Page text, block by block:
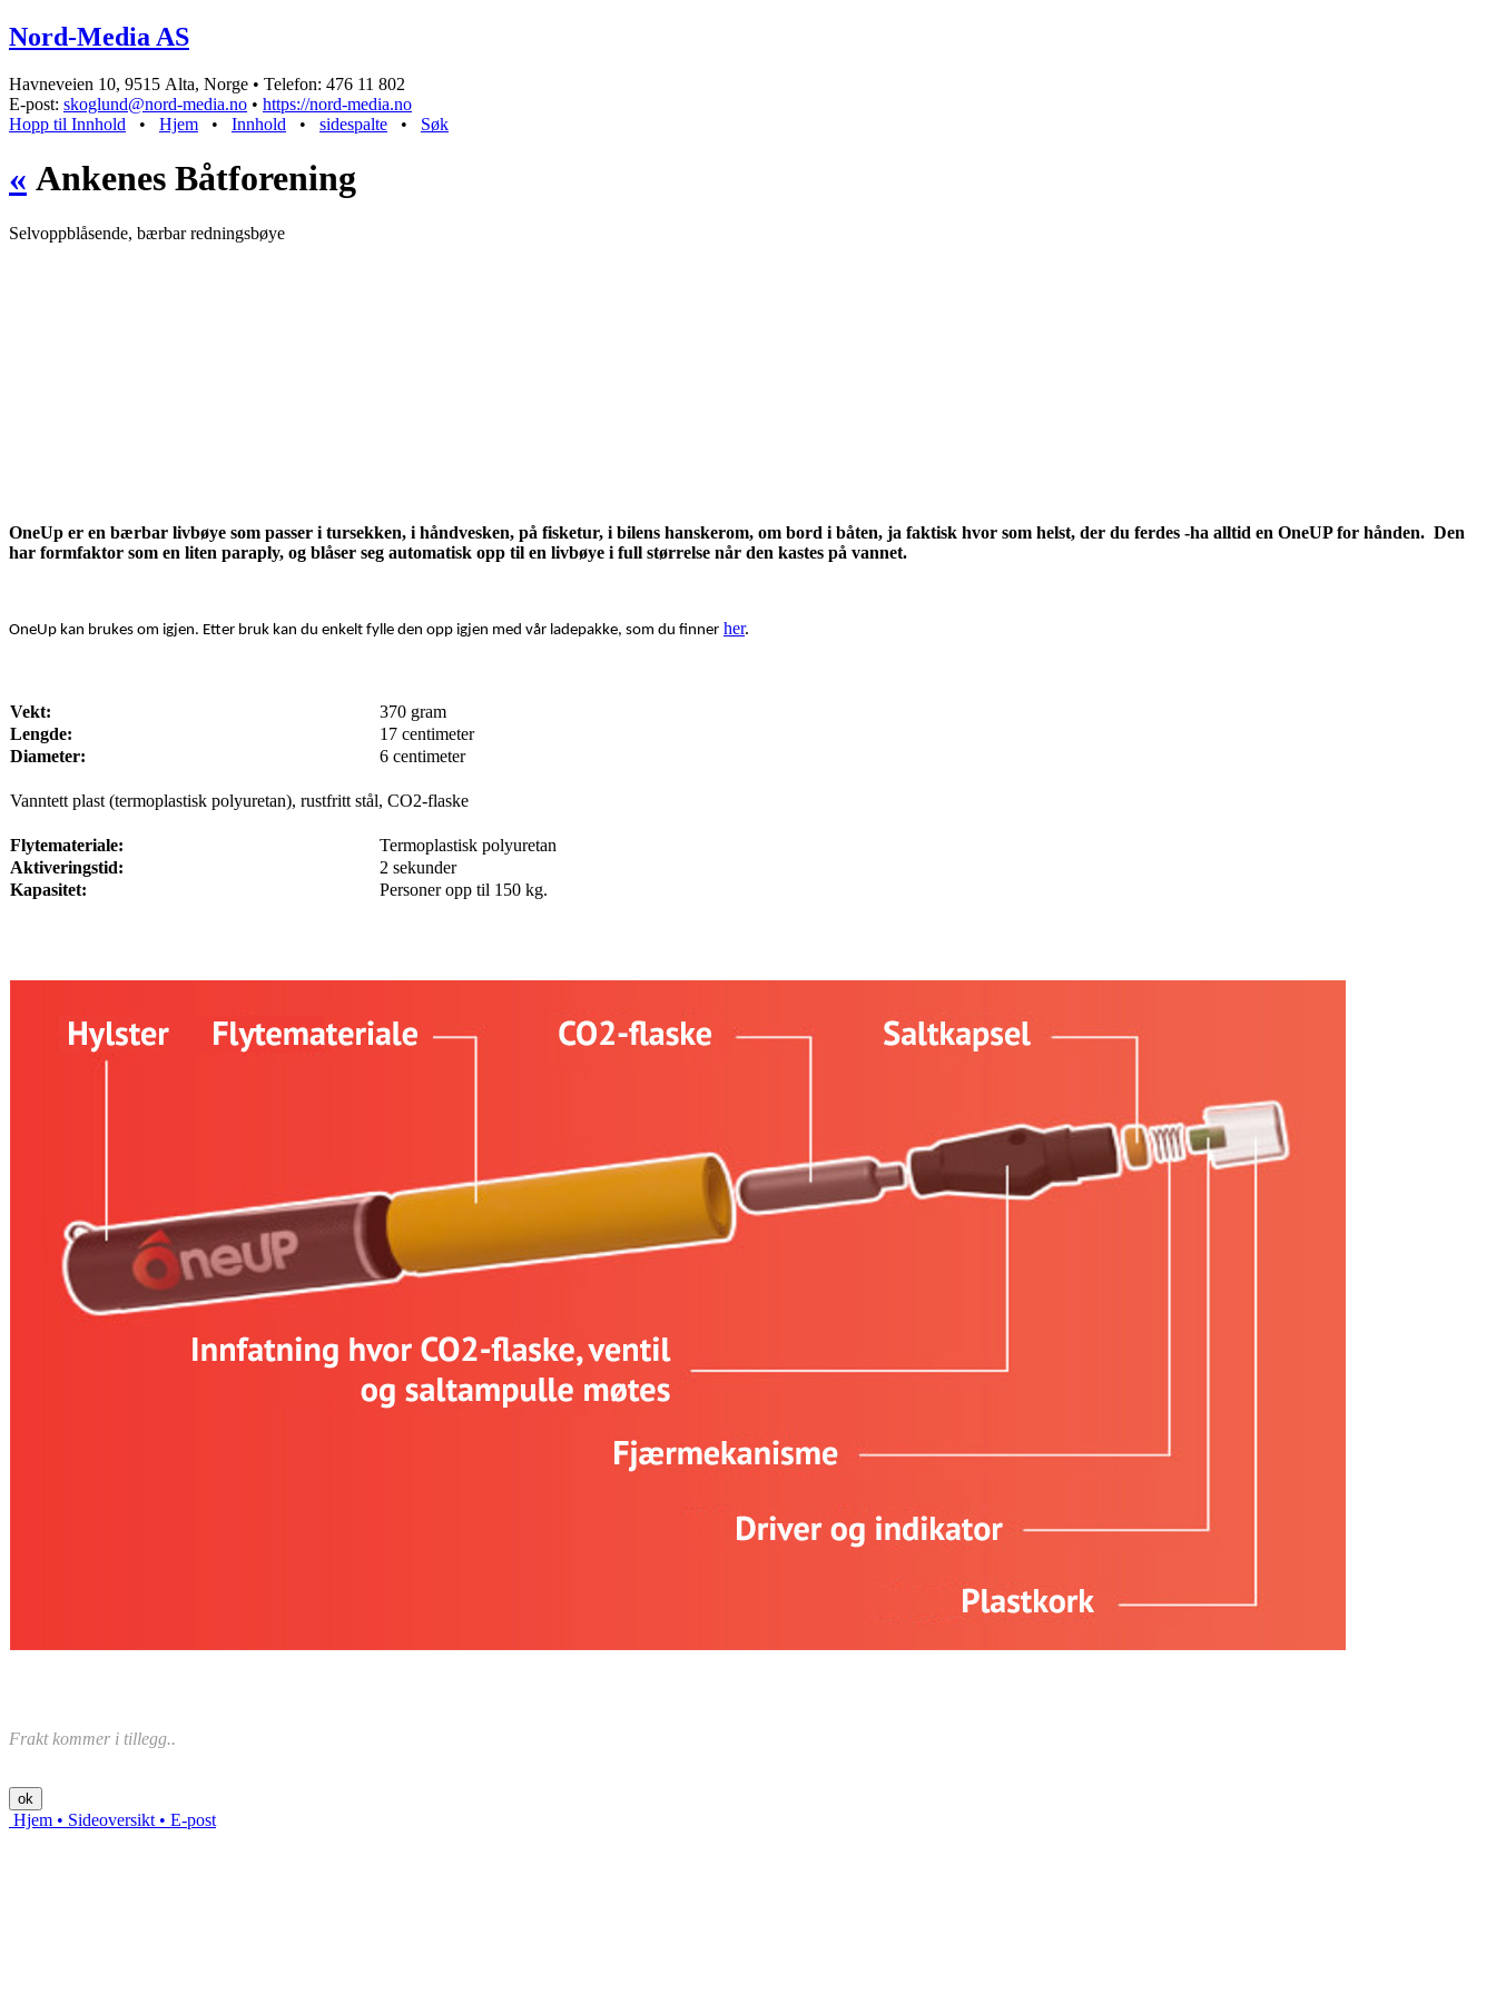
Nord-Media AS
Havneveien 10, 9515 Alta, Norge • Telefon: 476 11 802
E-post: skoglund@nord-media.no • https://nord-media.no
Hopp til Innhold • Hjem • Innhold • sidespalte • Søk
« Ankenes Båtforening
Selvoppblåsende, bærbar redningsbøye
OneUp er en bærbar livbøye som passer i tursekken, i håndvesken, på fisketur, i bilens hanskerom, om bord i båten, ja faktisk hvor som helst, der du ferdes -ha alltid en OneUP for hånden. Den
har formfaktor som en liten paraply, og blåser seg automatisk opp til en livbøye i full størrelse når den kastes på vannet.
OneUp kan brukes om igjen. Etter bruk kan du enkelt fylle den opp igjen med vår ladepakke, som du finner her.
Vekt:
370 gram
Lengde:
17 centimeter
Diameter:
6 centimeter
Vanntett plast (termoplastisk polyuretan), rustfritt stål, CO2-flaske
Flytemateriale:
Termoplastisk polyuretan
Aktiveringstid:
2 sekunder
Kapasitet:
Personer opp til 150 kg.
Frakt kommer i tillegg..
Hjem • Sideoversikt • E-post